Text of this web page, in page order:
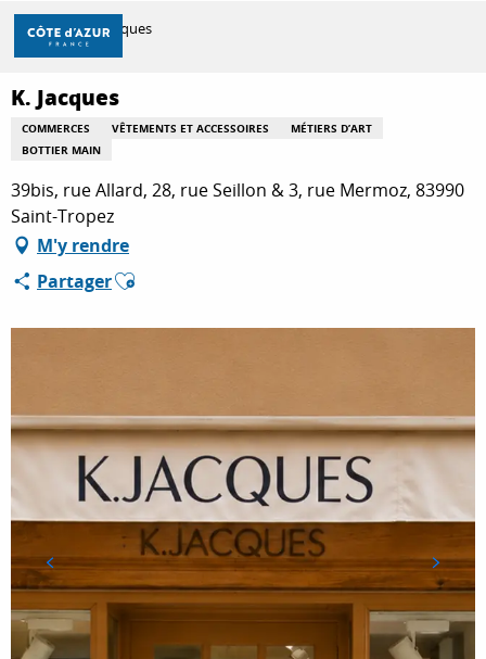
Aller
contenu
principal
DÉCOUVRIR
À FAIRE
SÉJOURNER
Accueil K. Jacques
K. Jacques
COMMERCES VÊTEMENTS ET ACCESSOIRES
MÉTIERS D’ART
BOTTIER MAIN
39bis, rue Allard, 28, rue Seillon & 3, rue Mermoz, 83990
Saint-Tropez
M'y rendre
PartagerAjouter aux favoris